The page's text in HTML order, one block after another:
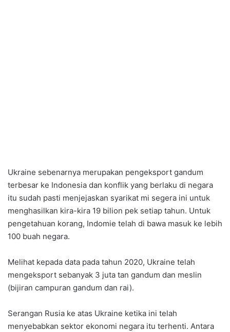
Ukraine sebenarnya merupakan pengeksport gandum
terbesar ke Indonesia dan konflik yang berlaku di negara
itu sudah pasti menjejaskan syarikat mi segera ini untuk
menghasilkan kira-kira 19 bilion pek setiap tahun. Untuk
pengetahuan korang, Indomie telah di bawa masuk ke lebih
100 buah negara.
Melihat kepada data pada tahun 2020, Ukraine telah
mengeksport sebanyak 3 juta tan gandum dan meslin
(bijiran campuran gandum dan rai).
Serangan Rusia ke atas Ukraine ketika ini telah
menyebabkan sektor ekonomi negara itu terhenti. Antara